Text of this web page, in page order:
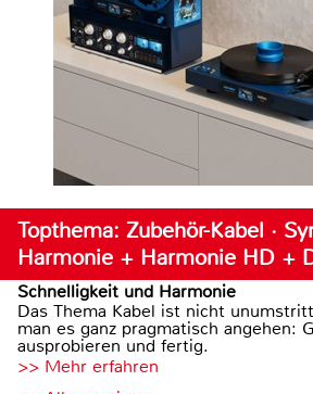
Topthema: Zubehör-Kabel ·
Harmonie + Harmonie HD +
Schnelligkeit und Harmonie
Das Thema Kabel ist nicht
man es ganz pragmatisch angehen:
ausprobieren und fertig.
>> Mehr erfahren